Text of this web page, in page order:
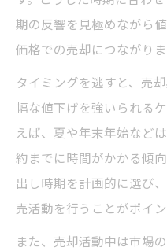
期の反響を見極めながら
価格での売却につながりま
タイミングを逃すと、売
幅な値下げを強いられる
えば、夏や年末年始など
約までに時間がかかる傾
出し時期を計画的に選び
売活動を行うことがポイン
また、売却活動中は市場